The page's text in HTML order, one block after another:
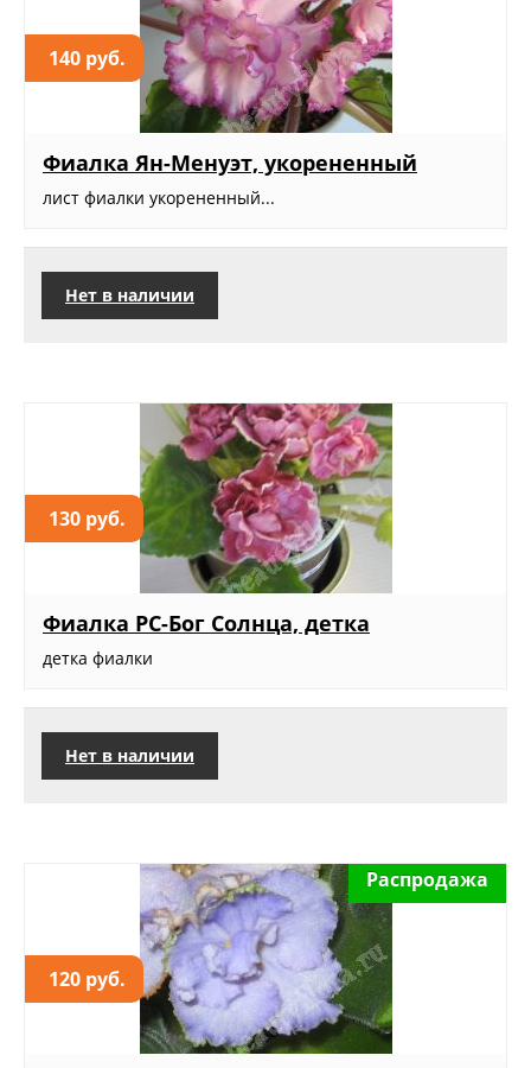
140 руб.
Фиалка Ян-Менуэт, укорененный
лист фиалки укорененный...
Нет в наличии
130 руб.
Фиалка РС-Бог Солнца, детка
детка фиалки
Нет в наличии
120 руб.
Распродажа